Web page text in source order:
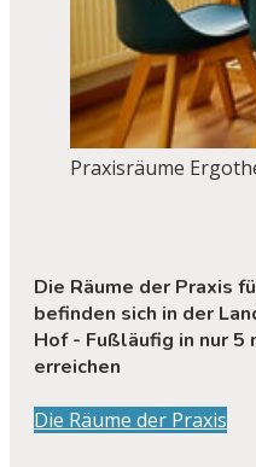
Praxisräume
Die Räume der Praxis
befinden sich in der
Hof - Fußläufig in nur 5
erreichen
Die Räume der Praxis